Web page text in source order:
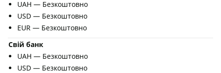
UAH — Безкоштовно
USD — Безкоштовно
EUR — Безкоштовно
Свій банк
UAH — Безкоштовно
USD — Безкоштовно